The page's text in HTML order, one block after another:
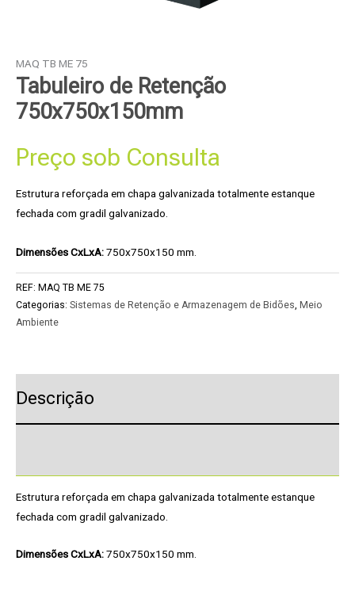
MAQ TB ME 75
Tabuleiro de Retenção
750x750x150mm
Preço sob Consulta
Estrutura reforçada em chapa galvanizada totalmente estanque
fechada com gradil galvanizado.
Dimensões CxLxA:750x750x150 mm.
REF: MAQ TB ME 75
Categorias: Sistemas de Retenção e Armazenagem de Bidões Meio
Ambiente
Descrição
Estrutura reforçada em chapa galvanizada totalmente estanque
fechada com gradil galvanizado.
Dimensões CxLxA:750x750x150 mm.